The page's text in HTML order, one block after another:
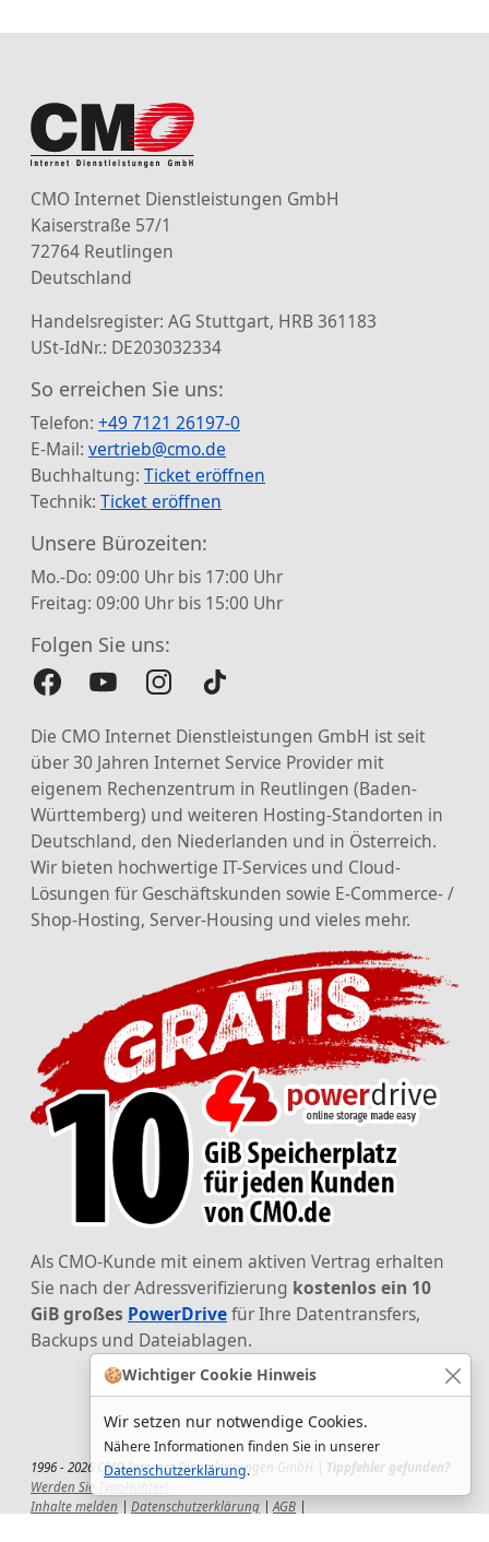
🍪Wichtiger Cookie Hinweis
Wir setzen nur notwendige Cookies.
Nähere Informationen finden Sie in unserer
Datenschutzerklärung.
CMO Internet Dienstleistungen GmbH
Kaiserstraße 57/1
72764 Reutlingen
Deutschland
Handelsregister: AG Stuttgart, HRB 361183
USt-IdNr.: DE203032334
So erreichen Sie uns:
Telefon: +49 7121 26197-0
E-Mail: vertrieb@cmo.de
Buchhaltung: Ticket eröffnen
Technik: Ticket eröffnen
Unsere Bürozeiten:
Mo.-Do: 09:00 Uhr bis 17:00 Uhr
Freitag: 09:00 Uhr bis 15:00 Uhr
Folgen Sie uns:
Die CMO Internet Dienstleistungen GmbH ist seit
über 30 Jahren Internet Service Provider mit
eigenem Rechenzentrum in Reutlingen (Baden-
Württemberg) und weiteren Hosting-Standorten in
Deutschland, den Niederlanden und in Österreich.
Wir bieten hochwertige IT-Services und Cloud-
Lösungen für Geschäftskunden sowie E-Commerce- /
Shop-Hosting, Server-Housing und vieles mehr.
Als CMO-Kunde mit einem aktiven Vertrag erhalten
Sie nach der Adressverifizierung kostenlos ein 10
GiB großes PowerDrivefür Ihre Datentransfers,
Backups und Dateiablagen.
1996 - 2026 CMO Internet Dienstleistungen GmbH | Tippfehler gefunden?
Werden Sie TypoHunter!
Inhalte melden
Datenschutzerklärung AGB